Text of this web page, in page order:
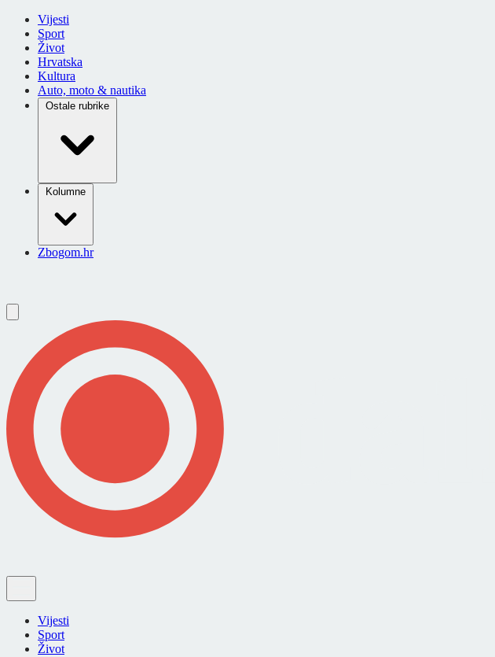
Vijesti
Sport
Život
Hrvatska
Kultura
Auto, moto & nautika
Ostale rubrike
Kolumne
Zbogom.hr
Vijesti
Sport
Život